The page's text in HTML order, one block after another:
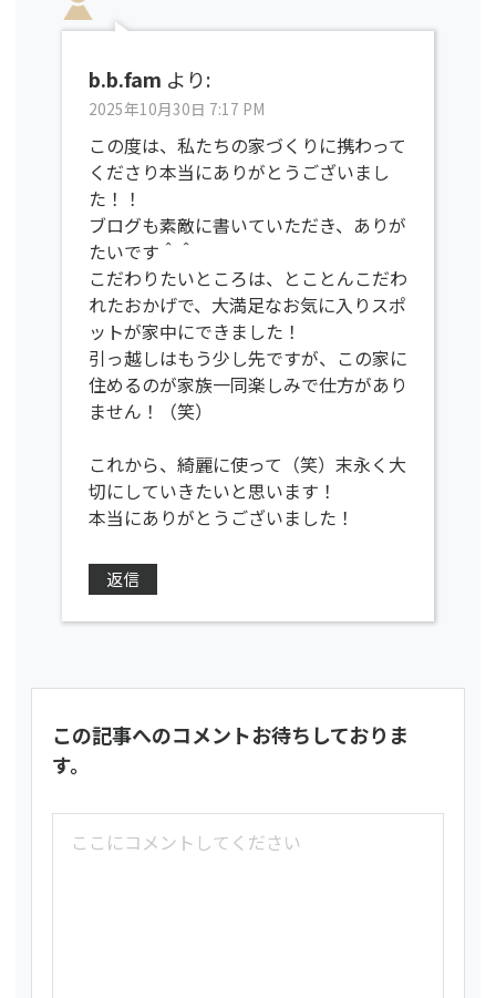
b.b.fam より:
2025年10月30日 7:17 PM
この度は、私たちの家づくりに携わって
くださり本当にありがとうございまし
た！！
ブログも素敵に書いていただき、ありが
たいです＾＾
こだわりたいところは、とことんこだわ
れたおかげで、大満足なお気に入りスポ
ットが家中にできました！
引っ越しはもう少し先ですが、この家に
住めるのが家族一同楽しみで仕方があり
ません！（笑）
これから、綺麗に使って（笑）末永く大
切にしていきたいと思います！
本当にありがとうございました！
返信
この記事へのコメントお待ちしておりま
す。